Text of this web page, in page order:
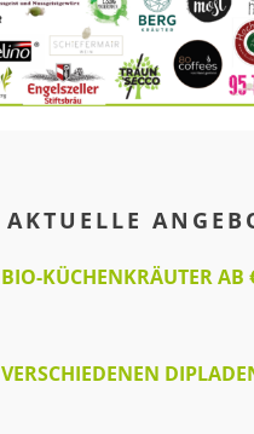
AKTUELLE
BIO-KÜCHENKRÄUTER AB
VERSCHIEDENEN